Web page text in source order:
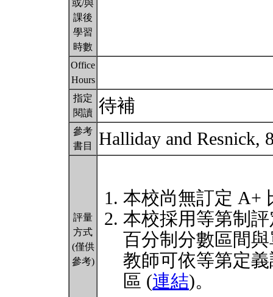
或/與
課後
學習
時數
Office
Hours
指定
閱讀 待補
參考
書目
Halliday and Resnick,
評量
方式
(僅供
參考)
本校尚無訂定 A+
本校採用等第制
百分制分數區間
教師可依等第定
區 (連結)。